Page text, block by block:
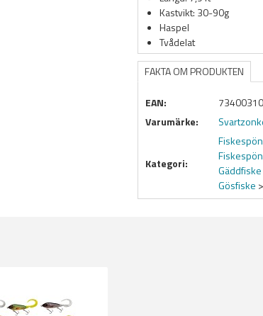
Kastvikt: 30-90g
Haspel
Tvådelat
FAKTA OM PRODUKTEN
EAN:
Varumärke:
Kategori:
Fiskespön
Fiskespön
Gäddfiske
Gösfiske >